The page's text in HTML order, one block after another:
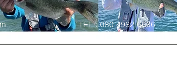
TEL：080-4982-6636